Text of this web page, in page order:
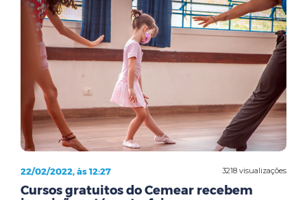
3218 visualizações
22/02/2022, às 12:27
Cursos gratuitos do Cemear recebem